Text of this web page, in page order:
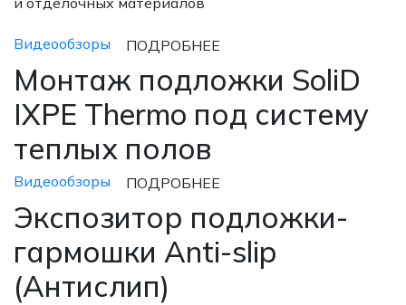
Видеообзоры ПОДРОБНЕЕ
Монтаж подложки SoliD
IXPE Thermo под систему
теплых полов
Видеообзоры ПОДРОБНЕЕ
Экспозитор подложки-
гармошки Anti-slip
(Антислип)